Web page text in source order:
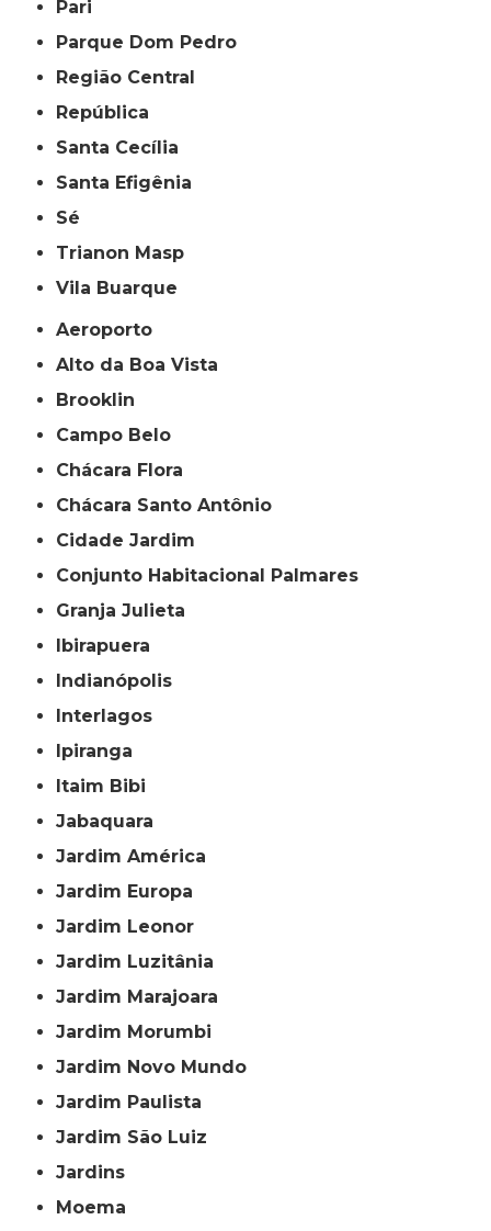
Pari
Parque Dom Pedro
Região Central
República
Santa Cecília
Santa Efigênia
Sé
Trianon Masp
Vila Buarque
Aeroporto
Alto da Boa Vista
Brooklin
Campo Belo
Chácara Flora
Chácara Santo Antônio
Cidade Jardim
Conjunto Habitacional Palmares
Granja Julieta
Ibirapuera
Indianópolis
Interlagos
Ipiranga
Itaim Bibi
Jabaquara
Jardim América
Jardim Europa
Jardim Leonor
Jardim Luzitânia
Jardim Marajoara
Jardim Morumbi
Jardim Novo Mundo
Jardim Paulista
Jardim São Luiz
Jardins
Moema